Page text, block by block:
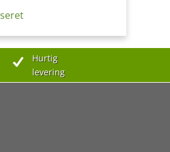
Hurtig
levering